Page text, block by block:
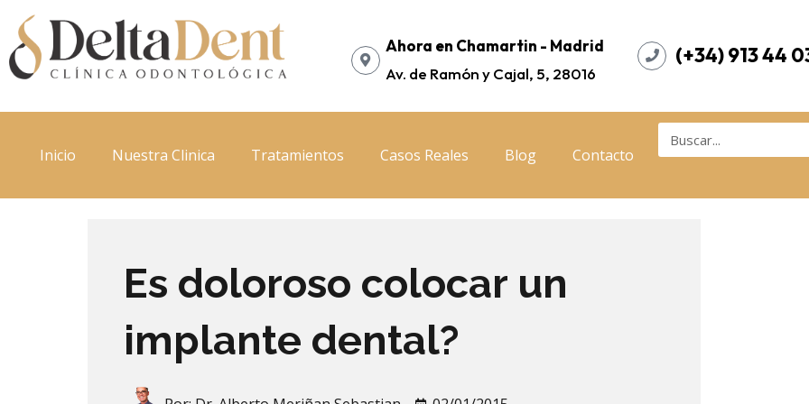
contenido
Ahora en Chamartin - Madrid
Av. de Ramón y Cajal, 5, 28016
(+34) 913 44
Inicio Nuestra Clinica Tratamientos Casos Reales Blog Contacto
Es doloroso colocar un
implante dental?